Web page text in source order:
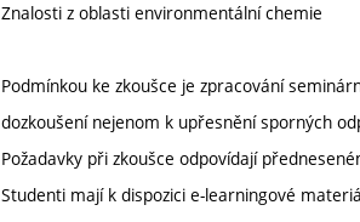
Znalosti z oblasti environmentální chemie
Podmínkou ke zkoušce je zpracování
dozkoušení nejenom k upřesnění sporných
Požadavky při zkoušce odpovídají
Studenti mají k dispozici e-learningové